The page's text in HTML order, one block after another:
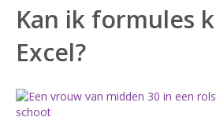
Kan ik formules
Excel?